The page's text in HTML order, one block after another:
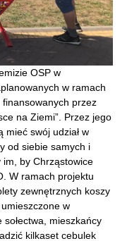
OSP w
w ramach
finansowanych przez
na Ziemi”. Przez jego
mieć swój udział w
od siebie samych i
by Chrząstowice
W ramach projektu
zewnętrznych koszy
w
mieszkańcy
kilkaset cebulek